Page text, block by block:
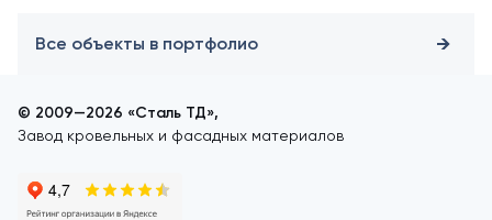
Все объекты в портфолио
© 2009—2026 «Сталь ТД»,
Завод кровельных и фасадных материалов